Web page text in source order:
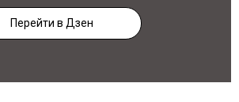
Перейти в Дзен